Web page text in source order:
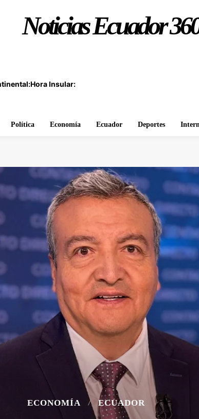
Noticias Ecuador
Hora Insular:
Política Economía Ecuador Deportes
ECONOMÍA ECUADOR